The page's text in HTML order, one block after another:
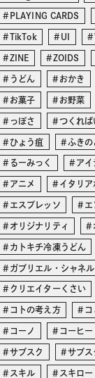
PLAYING CARDS
TikTok UI
ZINE ZOIDS
うどん おかき
お菓子 お野菜
っぽさ つくれば
ひょう疽 ふきの
るーみっく アイ
アニメ イタリ
エスプレッソ エ
オリジナリティ
カトキチ冷凍うどん
ガブリエル・シャネル
クリエイターくさい
コトの考え方 コ
コーノ コーヒー
サブスク サブス
スキル スキロー